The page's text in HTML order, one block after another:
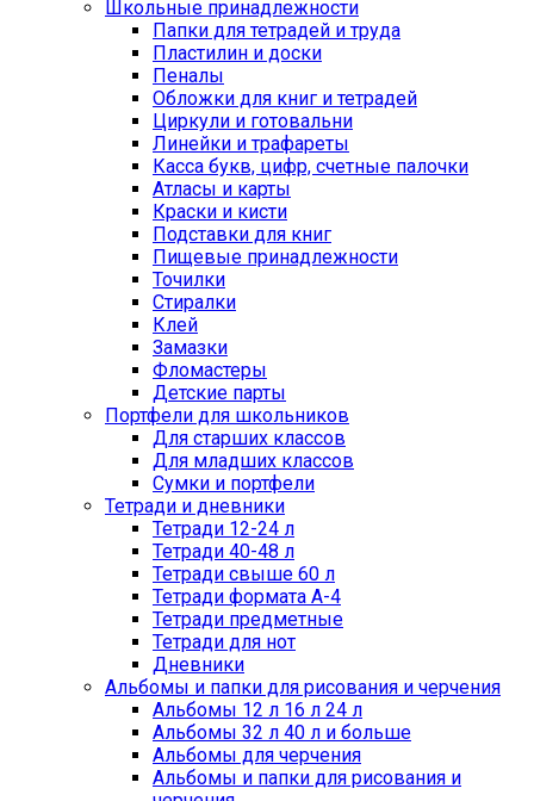
Школьные принадлежности
Папки для тетрадей и труда
Пластилин и доски
Пеналы
Обложки для книг и тетрадей
Циркули и готовальни
Линейки и трафареты
Касса букв, цифр, счетные палочки
Атласы и карты
Краски и кисти
Подставки для книг
Пищевые принадлежности
Точилки
Стиралки
Клей
Замазки
Фломастеры
Детские парты
Портфели для школьников
Для старших классов
Для младших классов
Сумки и портфели
Тетради и дневники
Тетради 12-24 л
Тетради 40-48 л
Тетради свыше 60 л
Тетради формата А-4
Тетради предметные
Тетради для нот
Дневники
Альбомы и папки для рисования и черчения
Альбомы 12 л 16 л 24 л
Альбомы 32 л 40 л и больше
Альбомы для черчения
Альбомы и папки для рисования и